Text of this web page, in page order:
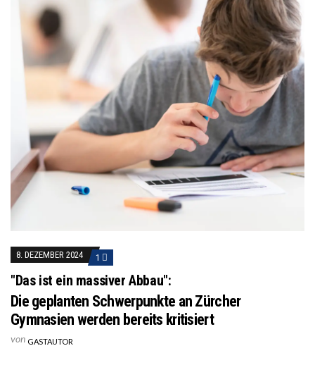
8. DEZEMBER 2024 1
"Das ist ein massiver Abbau":
Die geplanten Schwerpunkte an Zürcher
Gymnasien werden bereits kritisiert
von GASTAUTOR